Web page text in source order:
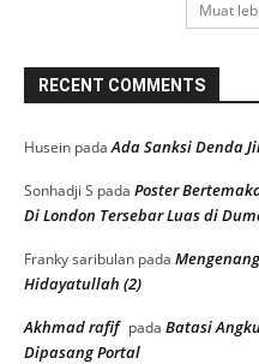
Muat
RECENT COMMENTS
Husein padaAda Sanksi Denda
Sonhadji S pada Poster
Di London Tersebar Luas di
Franky saribulan pada
Hidayatullah (2)
Akhmad rafif pada Batasi
Dipasang Portal